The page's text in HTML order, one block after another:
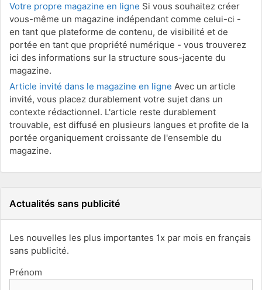
Votre propre magazine en ligne Si vous souhaitez créer
vous-même un magazine indépendant comme celui-ci -
en tant que plateforme de contenu, de visibilité et de
portée en tant que propriété numérique - vous trouverez
ici des informations sur la structure sous-jacente du
magazine.
Article invité dans le magazine en ligne Avec un article
invité, vous placez durablement votre sujet dans un
contexte rédactionnel. L'article reste durablement
trouvable, est diffusé en plusieurs langues et profite de la
portée organiquement croissante de l'ensemble du
magazine.
Actualités sans publicité
Les nouvelles les plus importantes 1x par mois en français
sans publicité.
Prénom